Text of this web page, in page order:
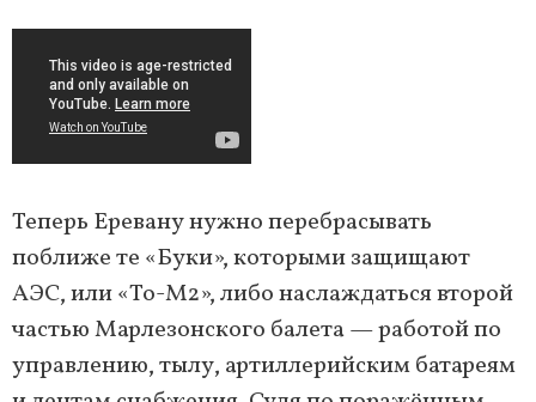
Теперь Еревану нужно перебрасывать
поближе те «Буки», которыми защищают
АЭС, или «То-М2», либо наслаждаться второй
частью Марлезонского балета — работой по
управлению, тылу, артиллерийским батареям